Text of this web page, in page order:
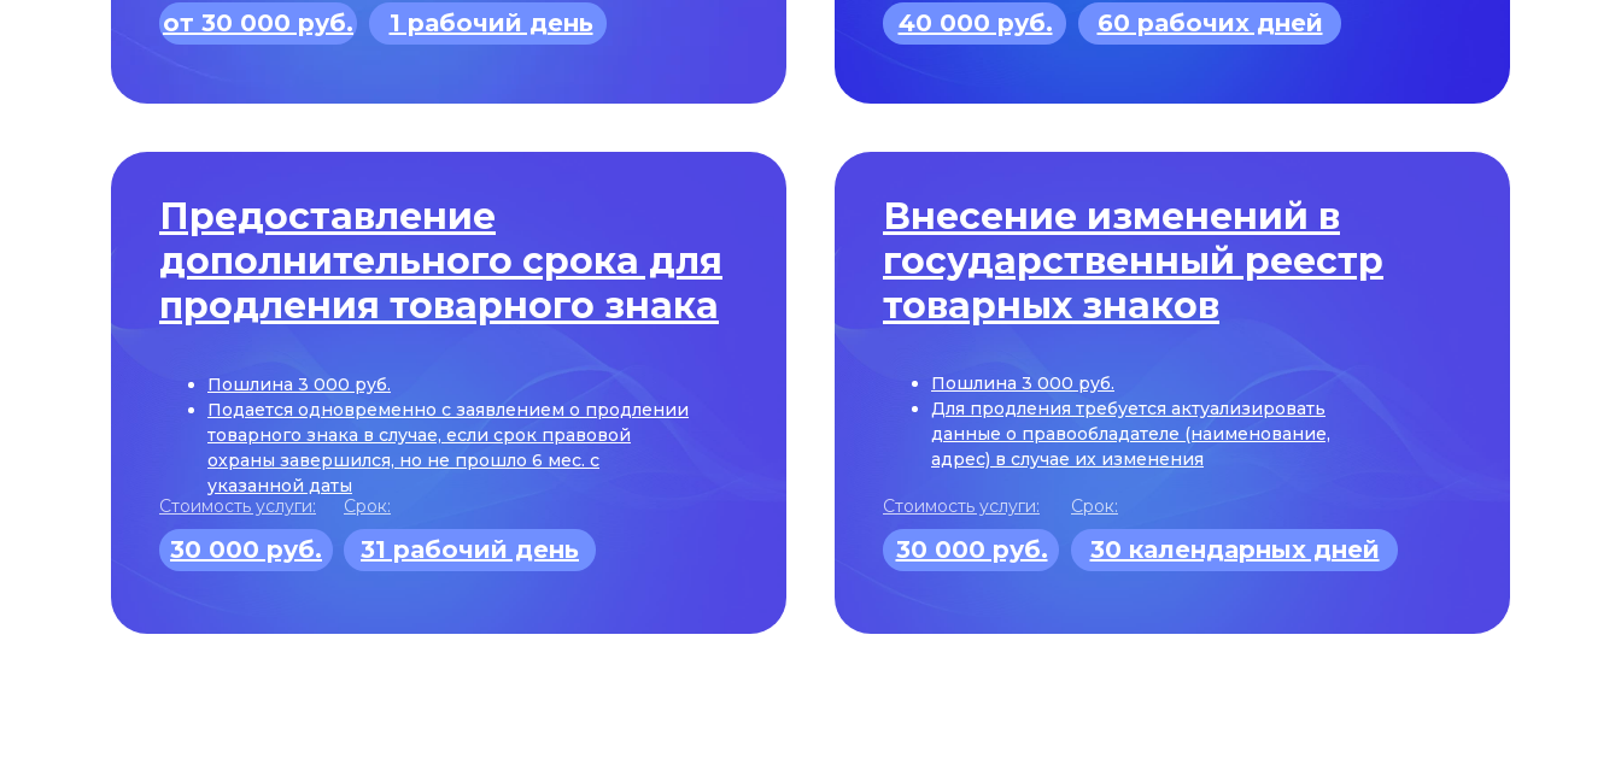
от 30 000 руб. 1 рабочий день 40 000 руб. 60 рабочих дней
Предоставление
дополнительного срока для
продления товарного знака
Пошлина 3 000 руб.
Подается одновременно с заявлением о продлении
товарного знака в случае, если срок правовой
охраны завершился, но не прошло 6 мес. с
указанной даты
Стоимость услуги:
30 000 руб.
Срок:
31 рабочий день
Внесение изменений в
государственный реестр
товарных знаков
Пошлина 3 000 руб.
Для продления требуется актуализировать
данные о правообладателе (наименование,
адрес) в случае их изменения
Стоимость услуги:
30 000 руб.
Срок:
30 календарных дней